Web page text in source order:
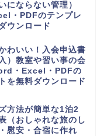
にならない管理）
・PDFのテンプレ
ウンロード
わいい！入会申込書
）教室や習い事の会
・Excel・PDFの
を無料ダウンロード
方法が簡単な1泊2
（おしゃれな旅のし
慰安・合宿に作れ